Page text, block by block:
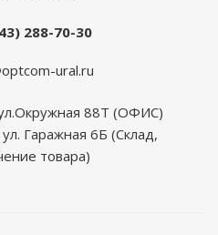
288-70-30
ural.ru
ул.Окружная 88Т (ОФИС)
Гаражная 6Б (Склад,
товара)